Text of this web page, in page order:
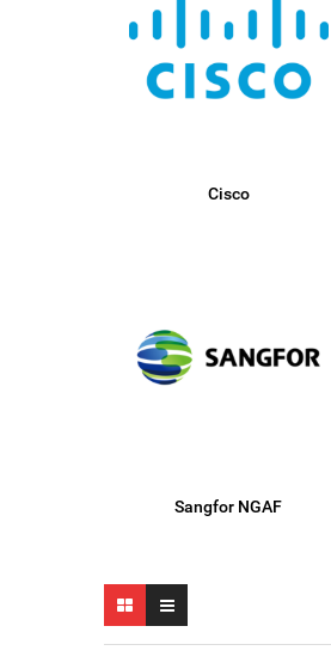
Cisco
Sangfor NGAF